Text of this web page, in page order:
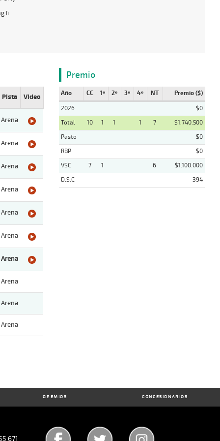
Ii
Pista Video
Arena
Arena
Arena
Arena
Arena
Arena
Arena
Arena
Arena
Arena
Premio
Año CC 1º 2º 3º 4º NT Premio ($)
2026
$0
Total
10 1 1 1 7
$1.740.500
Pasto
$0
RBP
$0
VSC
7 1 6
$1.100.000
D.S.C
394
GREMIOS CONCESIONARIOS
671